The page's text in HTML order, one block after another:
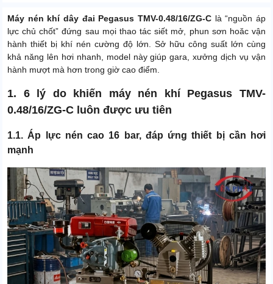
Máy nén khí dây đai Pegasus TMV-0.48/16/ZG-C là “nguồn áp
lực chủ chốt” đứng sau mọi thao tác siết mở, phun sơn hoăc vận
hành thiết bị khí nén cường độ lớn. Sở hữu công suất lớn cùng
khả năng lên hơi nhanh, model này giúp gara, xưởng dịch vụ vận
hành mượt mà hơn trong giờ cao điểm.
1. 6 lý do khiến máy nén khí Pegasus TMV-
0.48/16/ZG-C luôn được ưu tiên
1.1. Áp lực nén cao 16 bar, đáp ứng thiết bị cần hơi
mạnh